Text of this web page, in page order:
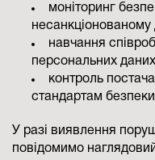
моніторинг
несанкціонованому
навчання
персональних
контроль
стандартам
У разі виявлення
повідомимо